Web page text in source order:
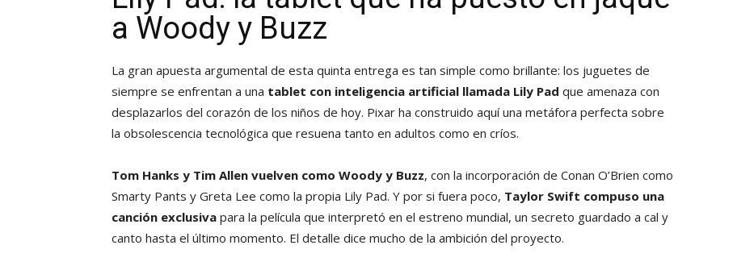
a Woody y Buzz
La gran apuesta argumental de esta quinta entrega es tan simple como brillante: los juguetes de
siempre se enfrentan a una tablet con inteligencia artificial llamada Lily Pad que amenaza con
desplazarlos del corazón de los niños de hoy. Pixar ha construido aquí una metáfora perfecta sobre
la obsolescencia tecnológica que resuena tanto en adultos como en críos.
Tom Hanks y Tim Allen vuelven como Woody y Buzz, con la incorporación de Conan O’Brien como
Smarty Pants y Greta Lee como la propia Lily Pad. Y por si fuera poco, Taylor Swift compuso una
canción exclusiva para la película que interpretó en el estreno mundial, un secreto guardado a cal y
canto hasta el último momento. El detalle dice mucho de la ambición del proyecto.